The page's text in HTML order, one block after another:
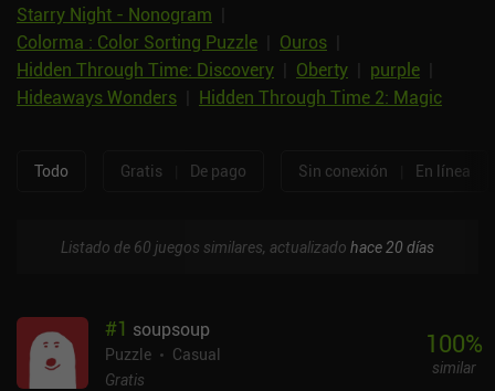
Starry Night - Nonogram
Colorma : Color Sorting Puzzle
Ouros
Hidden Through Time: Discovery
Oberty purple
Hideaways Wonders
Hidden Through Time 2: Magic
Todo Gratis De pago Sin conexión En línea
Listado de 60 juegos similares, actualizado hace 20 días
#1 soupsoup
Puzzle
Casual
Gratis
100%
similar